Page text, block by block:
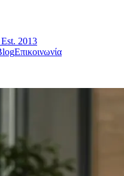
Est. 2013
Επικοινωνία